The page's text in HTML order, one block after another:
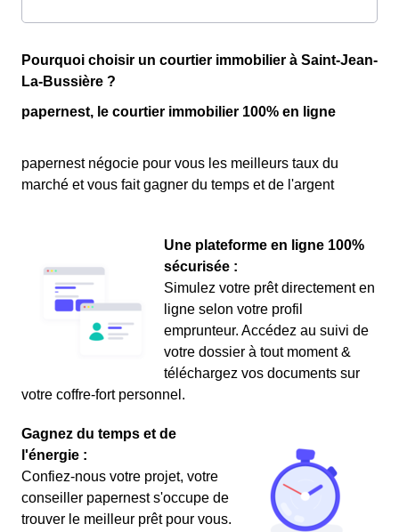
Pourquoi choisir un courtier immobilier à Saint-Jean-
La-Bussière ?
papernest, le courtier immobilier 100% en ligne
papernest négocie pour vous les meilleurs taux du
marché et vous fait gagner du temps et de l'argent
Une plateforme en ligne 100%
sécurisée :
Simulez votre prêt directement en
ligne selon votre profil
emprunteur. Accédez au suivi de
votre dossier à tout moment &
téléchargez vos documents sur
votre coffre-fort personnel.
Gagnez du temps et de
l'énergie :
Confiez-nous votre projet, votre
conseiller papernest s'occupe de
trouver le meilleur prêt pour vous.